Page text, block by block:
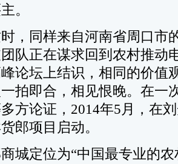
。
同样来自河南省周口市
队正在谋求回到农村推动
论坛上结识，相同的价值
拍即合，相见恨晚。在一
方论证，2014年5月，在
郎项目启动。
定位为“中国最专业的农